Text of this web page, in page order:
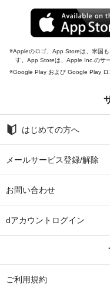
Appleのロゴ、App Storeは、米国
す。App Storeは、Apple Inc.のサ
Google Play および Google Play ロ
はじめての方へ
メールサービス登録/解除
お問い合わせ
dアカウントログイン
ご利用規約